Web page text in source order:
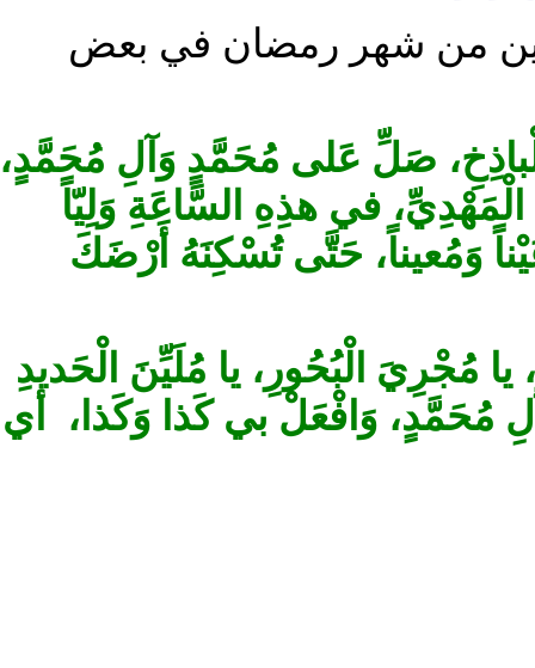
من شهر رمضان في بعض
صَلِّ عَلى مُحَمَّدٍ وَآلِ مُحَمَّدٍ،
في هذِهِ السَّاعَةِ وَلِيّاً
وَمُعيناً، حَتَّى تُسْكِنَهُ أَرْضَكَ
مُجْرِيَ الْبُحُورِ، يا مُلَيِّنَ الْحَديدِ
وَافْعَلْ بي كَذا وَكَذا، أي